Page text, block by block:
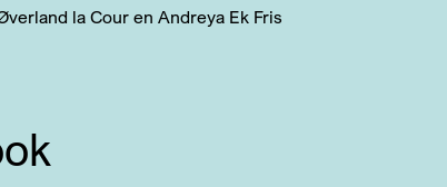
la Cour en Andreya Ek Fris